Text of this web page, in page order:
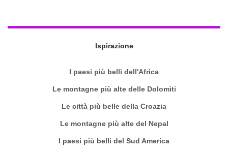
Ispirazione
I paesi più belli dell'Africa
Le montagne più alte delle Dolomiti
Le città più belle della Croazia
Le montagne più alte del Nepal
I paesi più belli del Sud America